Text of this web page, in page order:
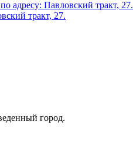
адресу: Павловский тракт, 27.
тракт, 27.
город.